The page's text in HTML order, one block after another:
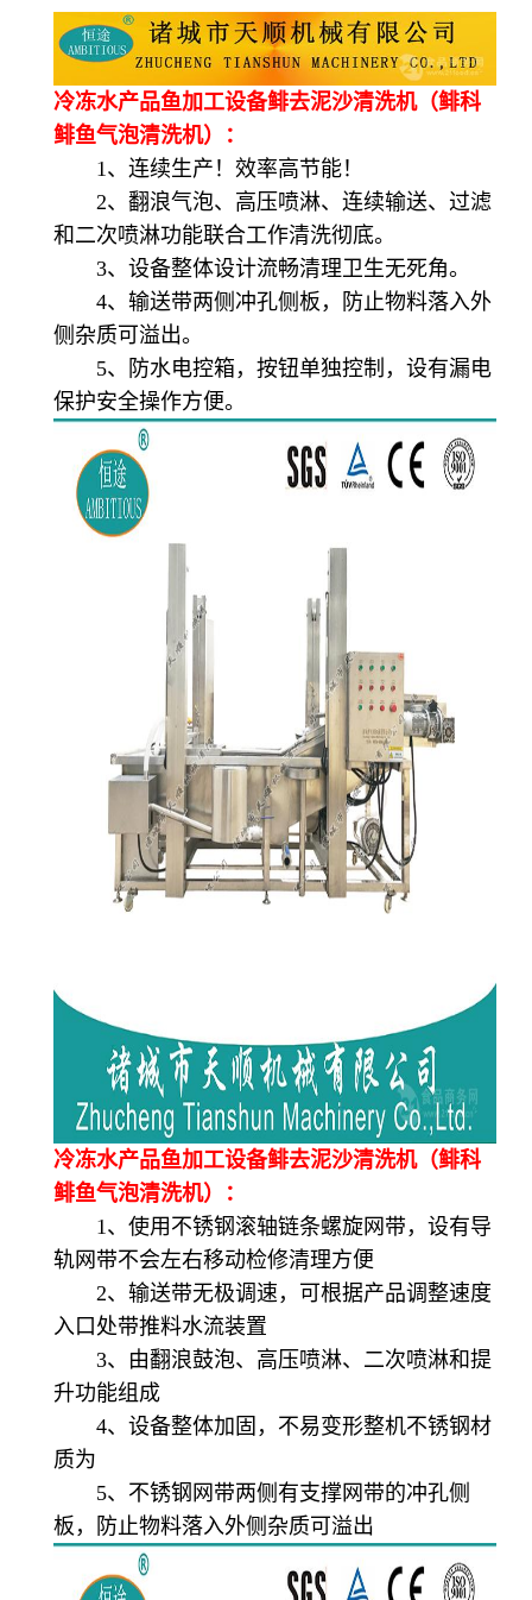
冷冻水产品鱼加工设备鲱去泥沙清洗机（鲱科
鲱鱼气泡清洗机）：
1、连续生产！效率高节能！
2、翻浪气泡、高压喷淋、连续输送、过滤
和二次喷淋功能联合工作清洗彻底。
3、设备整体设计流畅清理卫生无死角。
4、输送带两侧冲孔侧板，防止物料落入外
侧杂质可溢出。
5、防水电控箱，按钮单独控制，设有漏电
保护安全操作方便。
冷冻水产品鱼加工设备鲱去泥沙清洗机（鲱科
鲱鱼气泡清洗机）：
1、使用不锈钢滚轴链条螺旋网带，设有导
轨网带不会左右移动检修清理方便
2、输送带无极调速，可根据产品调整速度
入口处带推料水流装置
3、由翻浪鼓泡、高压喷淋、二次喷淋和提
升功能组成
4、设备整体加固，不易变形整机不锈钢材
质为
5、不锈钢网带两侧有支撑网带的冲孔侧
板，防止物料落入外侧杂质可溢出